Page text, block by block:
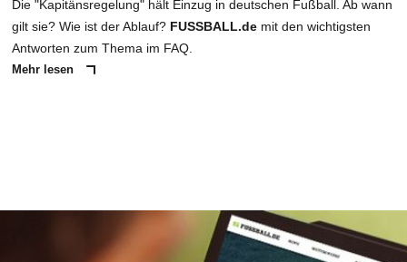
Die "Kapitänsregelung" hält Einzug in deutschen Fußball. Ab wann
gilt sie? Wie ist der Ablauf? FUSSBALL.de mit den wichtigsten
Antworten zum Thema im FAQ.
Mehr lesen